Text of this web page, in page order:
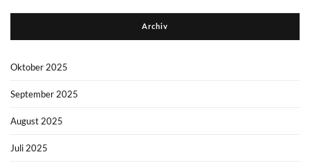
Archiv
Oktober 2025
September 2025
August 2025
Juli 2025